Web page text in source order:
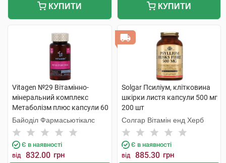
КУПИТИ КУПИТИ
Vitagen №29 Вітамінно-
мінеральний комплекс
Метаболізм плюс капсули 60
шт
Байоділ Фармасьютікалс
Є в наявності
від 832.00 грн
Solgar Псиліум, клітковина
шкірки листя капсули 500 мг
200 шт
Солгар Вітамін енд Херб
Є в наявності
від 885.30 грн